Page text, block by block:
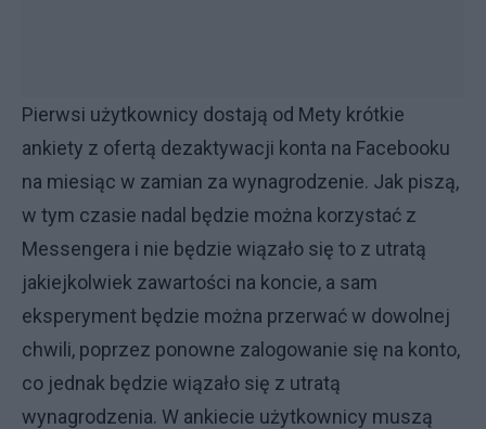
Pierwsi użytkownicy dostają od Mety krótkie
ankiety z ofertą dezaktywacji konta na Facebooku
na miesiąc w zamian za wynagrodzenie. Jak piszą,
w tym czasie nadal będzie można korzystać z
Messengera i nie będzie wiązało się to z utratą
jakiejkolwiek zawartości na koncie, a sam
eksperyment będzie można przerwać w dowolnej
chwili, poprzez ponowne zalogowanie się na konto,
co jednak będzie wiązało się z utratą
wynagrodzenia. W ankiecie użytkownicy muszą